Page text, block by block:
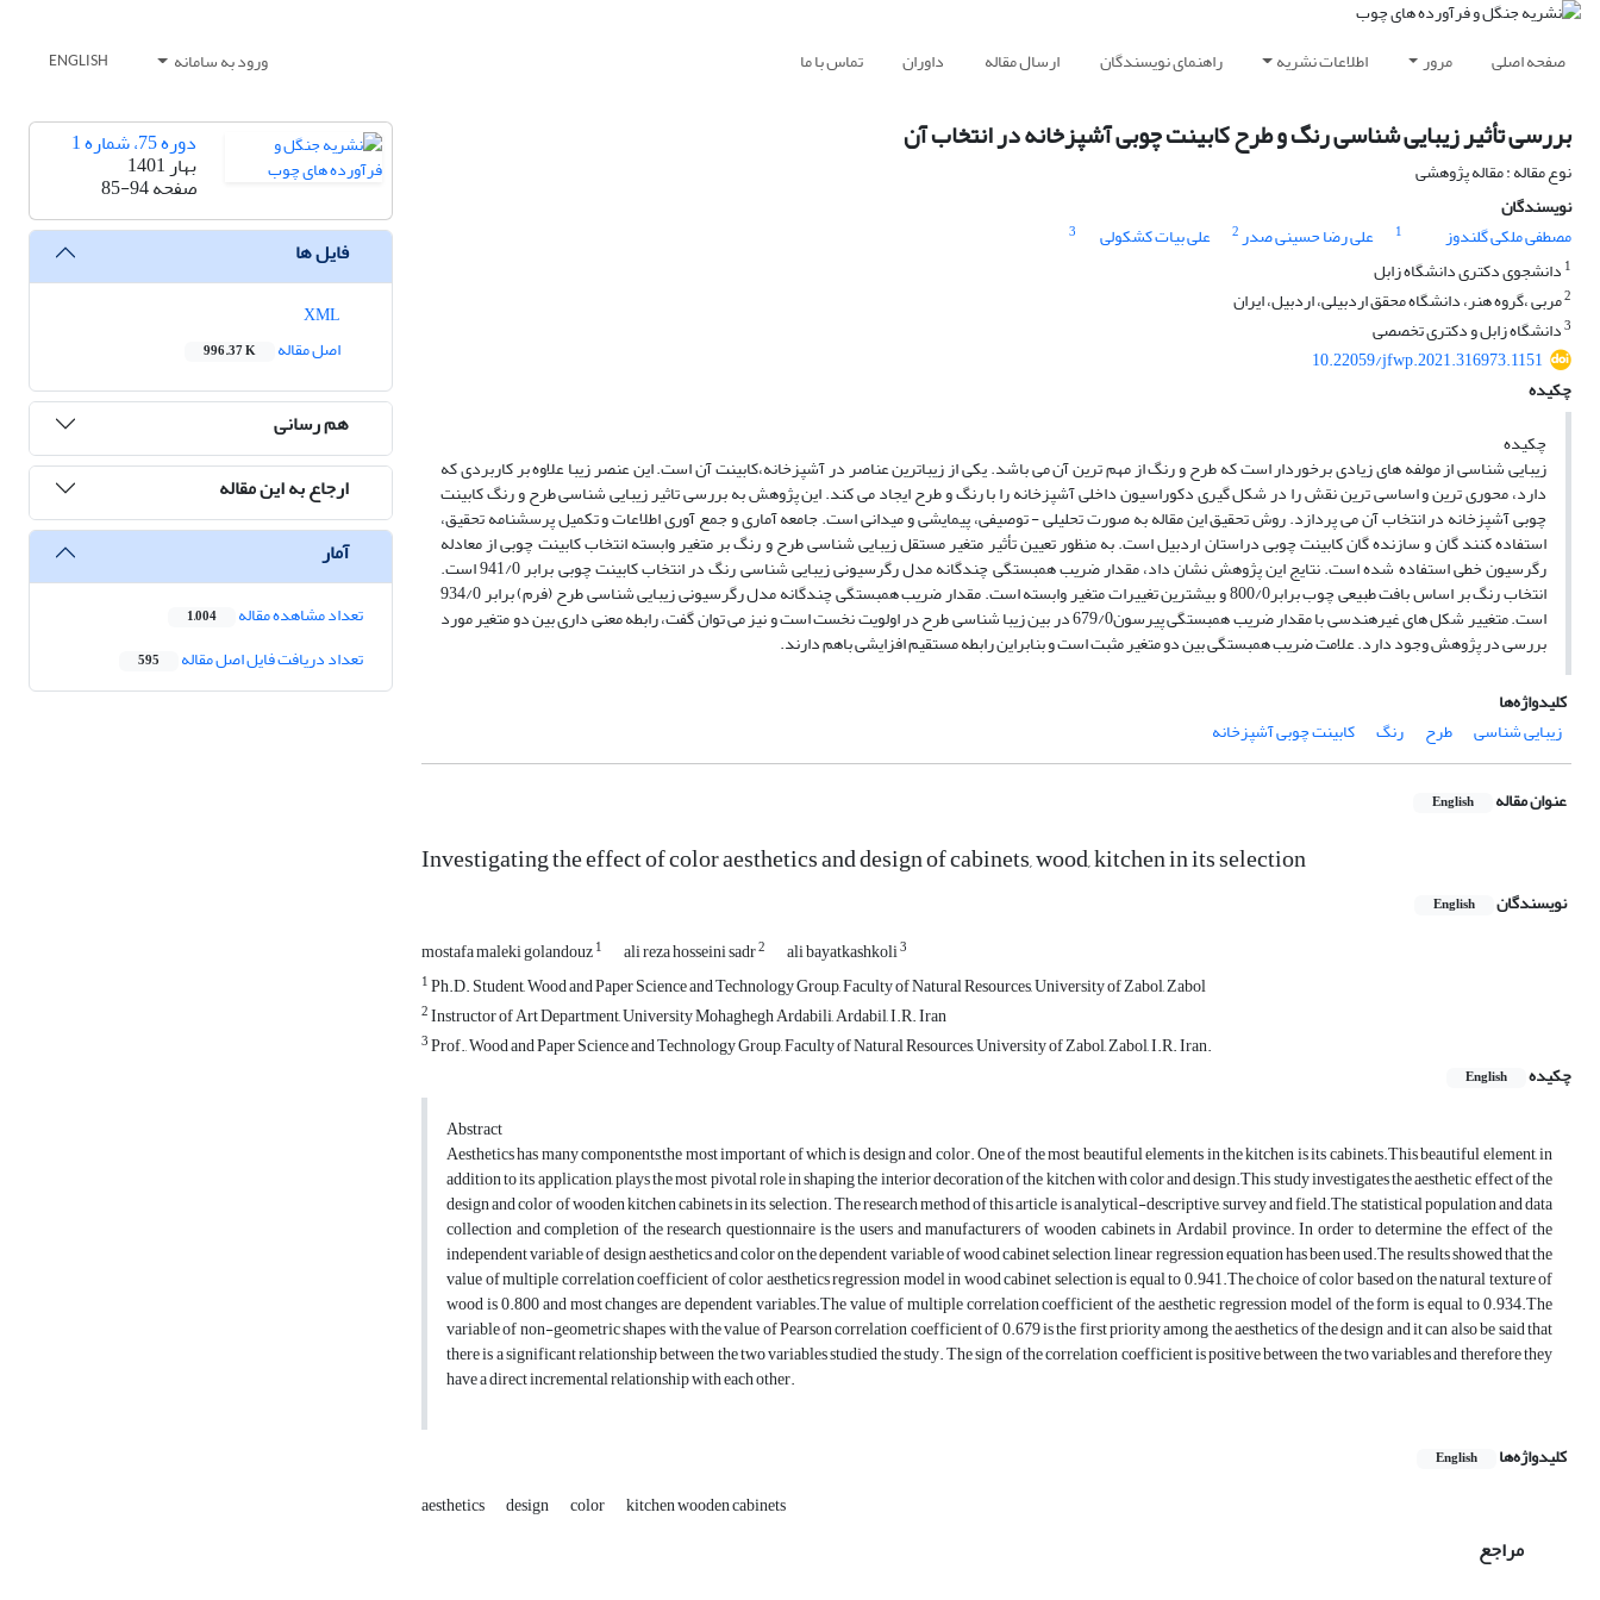
صفحه اصلی مرور اطلاعات نشریه راهنمای نویسندگان ارسال مقاله داوران تماس با ما ورود به سامانه ENGLISH
بررسی تأثیر زیبایی شناسی رنگ و طرح کابینت‌ چوبی‌ آشپزخانه در انتخاب آن
نوع مقاله : مقاله پژوهشی
نویسندگان
مصطفی ملکی گلندوز
1 علی رضا حسینی صدر2 علی بیات کشکولی
3
1 دانشجوی دکتری دانشگاه زابل
2مربی ،گروه هنر، دانشگاه محقق اردبیلی، اردبیل، ایران
3دانشگاه زابل و دکتری تخصصی
10.22059/jfwp.2021.316973.1151
چکیده
چکیده
زیبایی شناسی از مولفه های زیادی برخوردار است که طرح و رنگ از مهم ترین آن می باشد. یکی از زیباترین عناصر در آشپزخانه،کابینت آن است. این عنصر زیبا علاوه بر کاربردی که
دارد، محوری ترین و اساسی ترین نقش را در شکل گیری دکوراسیون داخلی آشپزخانه را با رنگ و طرح ایجاد می کند. این پژوهش به بررسی تاثیر زیبایی شناسی طرح و رنگ کابینت‌
چوبی آشپزخانه در انتخاب آن می پردازد. روش تحقیق این مقاله به صورت تحلیلی - توصیفی، پیمایشی و میدانی است. جامعه آماری و جمع آوری اطلاعات و تکمیل پرسشنامه ‌تحقیق،
استفاده کنند گان و سازنده گان کابینت چوبی دراستان اردبیل است. به منظور تعیین تأثیر متغیر مستقل زیبایی شناسی طرح و رنگ بر متغیر وابسته انتخاب کابینت چوبی از معادله
رگرسیون خطی استفاده شده است. نتایج این پژوهش نشان‌ داد، مقدار ضریب همبستگی چندگانه مدل رگرسیونی زیبایی شناسی رنگ در انتخاب کابینت چوبی برابر 941/0 است.
انتخاب رنگ بر اساس بافت طبیعی چوب برابر800/0 و بیشترین تغییرات متغیر وابسته است. مقدار ضریب همبستگی چندگانه مدل رگرسیونی زیبایی شناسی طرح (فرم) برابر 934/0
است. متغییر شکل های غیرهندسی با مقدار ضریب همبستگی پیرسون679/0 در بین زیبا شناسی طرح در اولویت نخست است و نیز می توان گفت، رابطه معنی‌ داری بین دو متغیر مورد
بررسی در پژوهش وجود دارد. علامت ضریب همبستگی بین دو متغیر مثبت است و بنابراین رابطه مستقیم افزایشی باهم دارند.
کلیدواژه‌ها
زیبایی شناسی
طرح رنگ کابینت‌ چوبی آشپزخانه
عنوان مقاله English
Investigating the effect of color aesthetics and design of cabinets, wood, kitchen in its selection
نویسندگان English
mostafa maleki golandouz1 ali reza hosseini sadr2 ali bayatkashkoli3
1Ph.D. Student, Wood and Paper Science and Technology Group, Faculty of Natural Resources, University of Zabol, Zabol
2Instructor of Art Department, University Mohaghegh Ardabili, Ardabil, I.R. Iran
3Prof., Wood and Paper Science and Technology Group, Faculty of Natural Resources, University of Zabol, Zabol, I.R. Iran.
چکیده
English
Abstract
Aesthetics has many components,the most important of which is design and color. One of the most beautiful elements in the kitchen is its cabinets.This beautiful element, in
addition to its application, plays the most pivotal role in shaping the interior decoration of the kitchen with color and design.This study investigates the aesthetic effect of the
design and color of wooden kitchen cabinets in its selection. The research method of this article is analytical-descriptive, survey and field.The statistical population and data
collection and completion of the research questionnaire is the users and manufacturers of wooden cabinets in Ardabil province. In order to determine the effect of the
independent variable of design aesthetics and color on the dependent variable of wood cabinet selection, linear regression equation has been used.The results showed that the
value of multiple correlation coefficient of color aesthetics regression model in wood cabinet selection is equal to 0.941.The choice of color based on the natural texture of
wood is 0.800 and most changes are dependent variables.The value of multiple correlation coefficient of the aesthetic regression model of the form is equal to 0.934.The
variable of non-geometric shapes with the value of Pearson correlation coefficient of 0.679 is the first priority among the aesthetics of the design and it can also be said that
there is a significant relationship between the two variables studied the study. The sign of the correlation coefficient is positive between the two variables and therefore they
have a direct incremental relationship with each other.
کلیدواژه‌ها English
aesthetics design color kitchen wooden cabinets
مراجع
دوره 75، شماره 1
بهار 1401
صفحه85-94
فایل ها
اصل مقاله
996.37 K
هم رسانی
ارجاع به این مقاله
آمار
تعداد مشاهده مقاله 1,004
تعداد دریافت فایل اصل مقاله 595